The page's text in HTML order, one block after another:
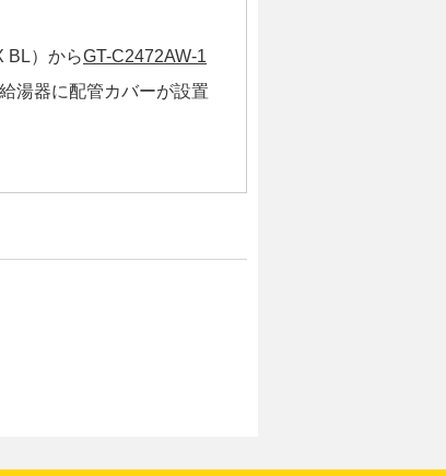
BL）からGT-C2472AW-1
湯器に配管カバーが設置